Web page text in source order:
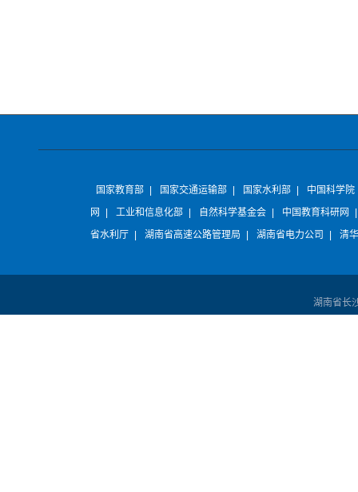
国家教育部 国家交通运输部 国家水利部
中国科学院
网
工业和信息化部 自然科学基金会 中国教育科研网
省水利厅
湖南省高速公路管理局 湖南省电力公司 清
湖南省长